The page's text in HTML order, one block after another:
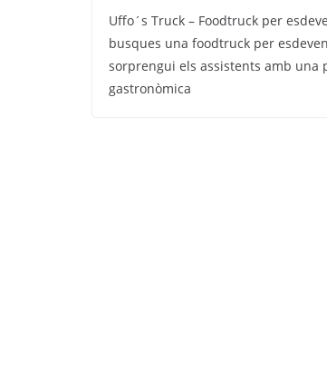
Uffo´s Truck – Foodtruck per
busques una foodtruck per
sorprengui els assistents amb una
gastronòmica